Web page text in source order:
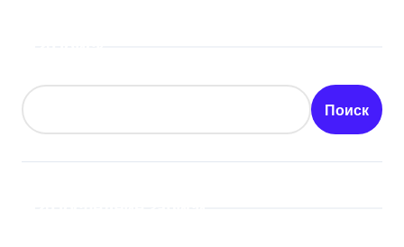
Поиск